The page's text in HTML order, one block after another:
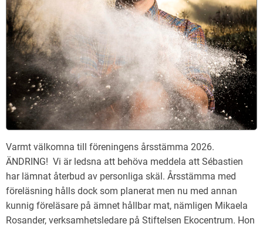
Varmt välkomna till föreningens årsstämma 2026.
ÄNDRING! Vi är ledsna att behöva meddela att Sébastien
har lämnat återbud av personliga skäl. Årsstämma med
föreläsning hålls dock som planerat men nu med annan
kunnig föreläsare på ämnet hållbar mat, nämligen Mikaela
Rosander, verksamhetsledare på Stiftelsen Ekocentrum. Hon